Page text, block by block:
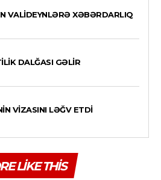
VALIDEYNLƏRƏ XƏBƏRDARLIQ
DALĞASI GƏLIR
VIZASINI LƏĞV ETDI
LIKE THIS